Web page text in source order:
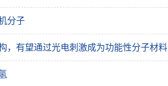
分子
，有望通过光电刺激成为功能性分子材料